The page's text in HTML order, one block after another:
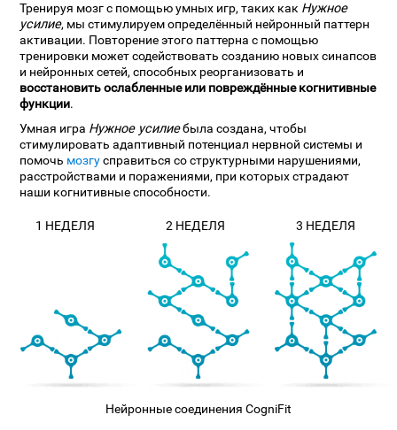
Тренируя мозг с помощью умных игр, таких как Нужное
усилие, мы стимулируем определённый нейронный паттерн
активации. Повторение этого паттерна с помощью
тренировки может содействовать созданию новых синапсов
и нейронных сетей, способных реорганизовать и
восстановить ослабленные или повреждённые когнитивные
функции.
Умная игра Нужное усилиебыла создана, чтобы
стимулировать адаптивный потенциал нервной системы и
помочь мозгусправиться со структурными нарушениями,
расстройствами и поражениями, при которых страдают
наши когнитивные способности.
1 НЕДЕЛЯ 2 НЕДЕЛЯ 3 НЕДЕЛЯ
Нейронные соединения CogniFit